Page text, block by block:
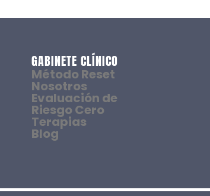
GABINETE CLÍNICO
Método Reset
Nosotros
Evaluación de
Riesgo Cero
Terapias
Blog